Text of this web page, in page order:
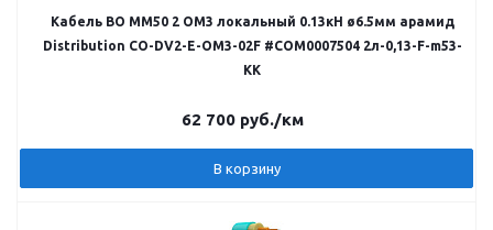
Кабель ВО MM50 2 OM3 локальный 0.13кН ø6.5мм арамид
Distribution CO-DV2-E-OM3-02F #COM0007504 2л-0,13-F-m53-
KK
62 700 руб./км
В корзину